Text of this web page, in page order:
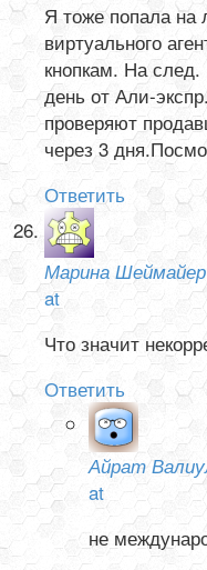
Я тоже попала на
виртуального
кнопкам. На след.
день от Али-
проверяют
через 3
Ответить
Марина Шеймайер
at
Что значит
Ответить
Айрат
at
не